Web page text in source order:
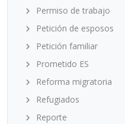
Permiso de trabajo
Petición de esposos
Petición familiar
Prometido ES
Reforma migratoria
Refugiados
Reporte